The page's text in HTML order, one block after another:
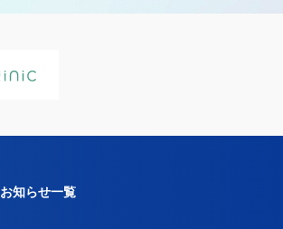
お知らせ一覧